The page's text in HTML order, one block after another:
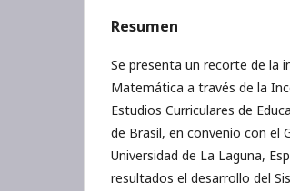
Resumen
Se presenta un recorte de la
Matemática a través de la
Estudios Curriculares de
de Brasil, en convenio con el
Universidad de La Laguna,
resultados el desarrollo del